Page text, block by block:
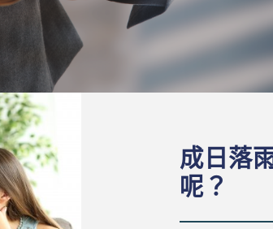
成日落
呢？